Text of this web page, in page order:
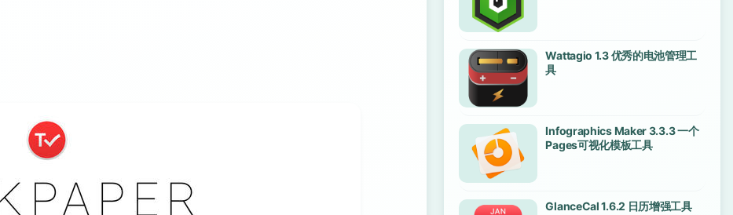
Wattagio 1.3 优秀的电池管理工
具
Infographics Maker 3.3.3 一个
Pages可视化模板工具
GlanceCal 1.6.2 日历增强工具